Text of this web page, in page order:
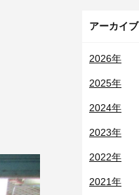
アーカイブ
2026年
2025年
2024年
2023年
2022年
2021年